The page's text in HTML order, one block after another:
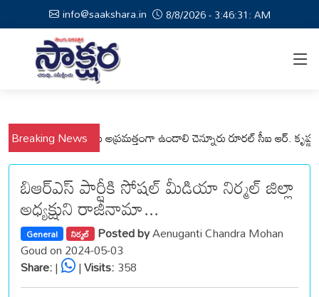
info@saakshara.in 8/8/2026 - 3:46:32: AM
Breaking News
మండలాల ప్రజలు అప్రమత్తంగా ఉండాలి చెన్నూరు రూరల్ సీఐ ఆర్. కృష్ణ
బిఆర్ఎస్ పార్టీకి సోషల్ మీడియా నిర్మల్ జిల్లా
అధ్యక్షుని రాజీనామా...
General నిర్మల్ Posted byAenuganti Chandra Mohan
Goud on 2024-05-03
Share:| |Visits:358